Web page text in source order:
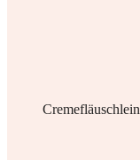
Cremefläuschlein